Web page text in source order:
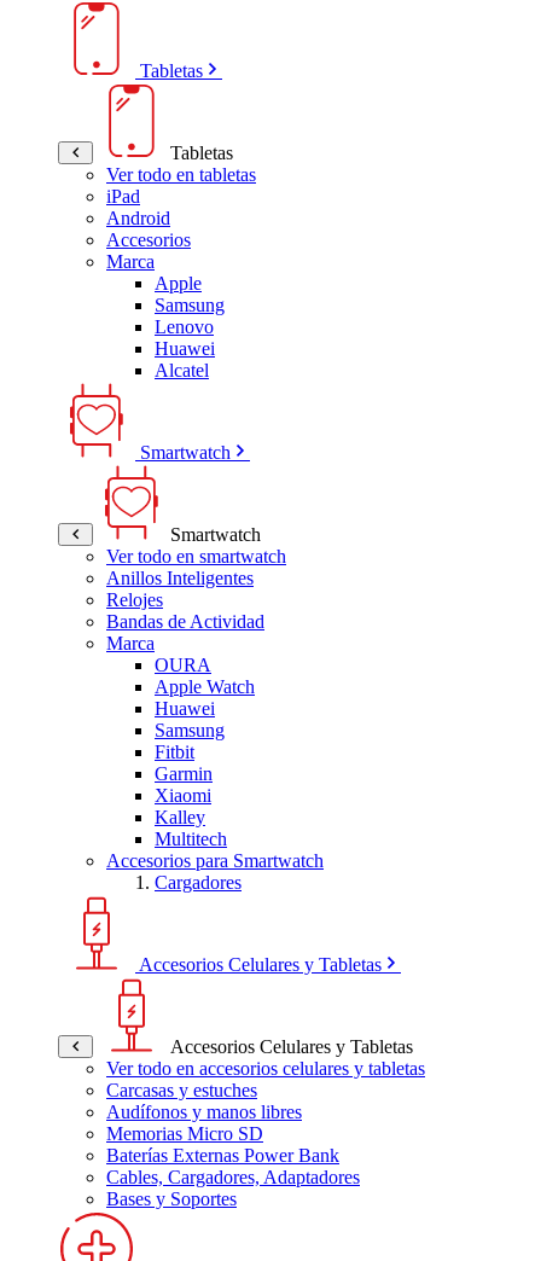
Tabletas
Tabletas
Ver todo en tabletas
iPad
Android
Accesorios
Marca
Apple
Samsung
Lenovo
Huawei
Alcatel
Smartwatch
Smartwatch
Ver todo en smartwatch
Anillos Inteligentes
Relojes
Bandas de Actividad
Marca
OURA
Apple Watch
Huawei
Samsung
Fitbit
Garmin
Xiaomi
Kalley
Multitech
Accesorios para Smartwatch
Cargadores
Accesorios Celulares y Tabletas
Accesorios Celulares y Tabletas
Ver todo en accesorios celulares y tabletas
Carcasas y estuches
Audífonos y manos libres
Memorias Micro SD
Baterías Externas Power Bank
Cables, Cargadores, Adaptadores
Bases y Soportes